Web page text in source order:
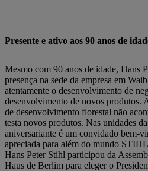
Presente e ativo aos 90 anos de
Mesmo com 90 anos de idade, Hans
presença na sede da empresa em
atentamente o desenvolvimento de
desenvolvimento de novos produtos.
de desenvolvimento florestal não
testa novos produtos. Nas unidades
aniversariante é um convidado bem-
apreciada para além do mundo
Hans Peter Stihl participou da
Haus de Berlim para eleger o